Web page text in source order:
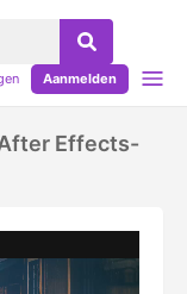
Aanmelden
Effects-